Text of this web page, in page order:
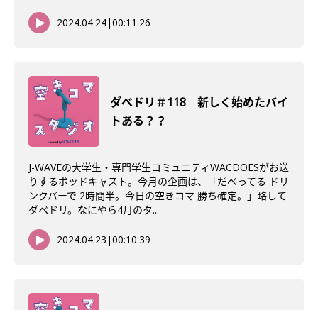
2024.04.24|00:11:26
ダべドリ＃118 新しく始めたバイ
トある？？
J-WAVEの大学生・専門学生コミュニティWACDOESがお送
りするポッドキャスト。今月の企画は、「だべってる ドリ
ンクバーで 2時間半。今日の空きコマ 勝ち確定。」略して
ダベドリ。なにやら4月のタ...
2024.04.23 |00:10:39